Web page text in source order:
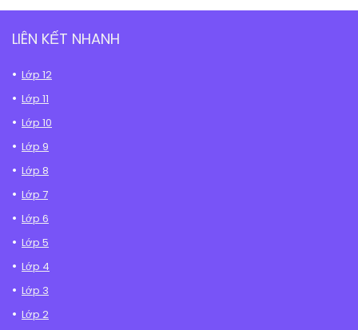
LIÊN KẾT NHANH
Lớp 12
Lớp 11
Lớp 10
Lớp 9
Lớp 8
Lớp 7
Lớp 6
Lớp 5
Lớp 4
Lớp 3
Lớp 2